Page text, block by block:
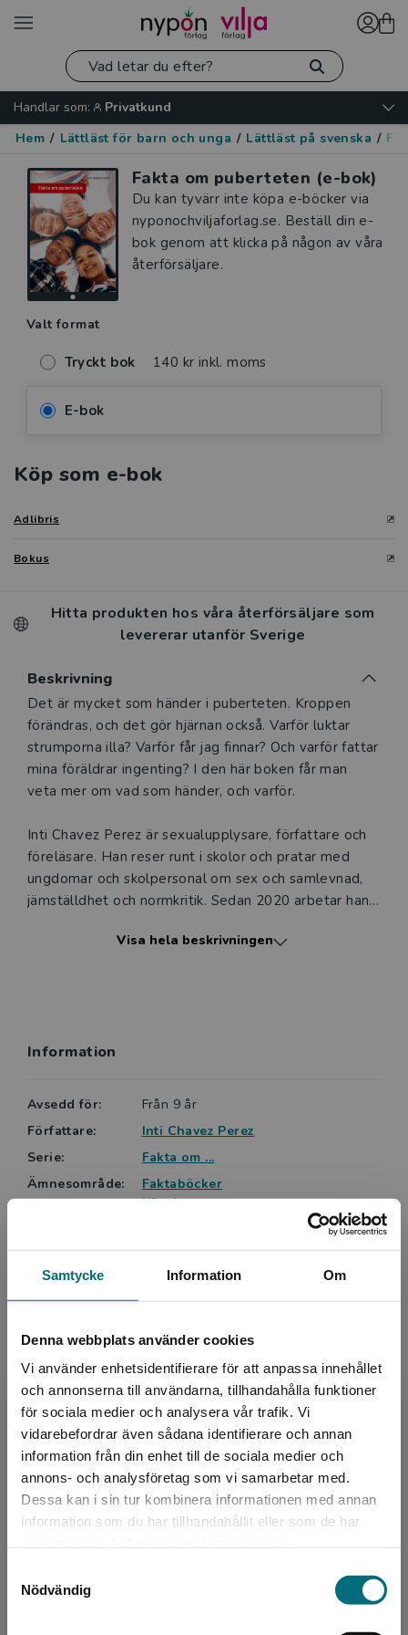
Samtycke Information Om
Denna webbplats använder cookies
Vi använder enhetsidentifierare för att anpassa innehållet
och annonserna till användarna, tillhandahålla funktioner
för sociala medier och analysera vår trafik. Vi
vidarebefordrar även sådana identifierare och annan
information från din enhet till de sociala medier och
annons- och analysföretag som vi samarbetar med.
Dessa kan i sin tur kombinera informationen med annan
information som du har tillhandahållit eller som de har
Nödvändig
Begränsad fraktregion
Det verkar som att du besöker
nyponochviljaforlag.se via en enhet utanför
Sverige. För att kunna slutföra ett köp måste
Handlar som:
Privatkund
Hem / Lättläst för barn och unga / Lättläst på svenska /
Fakta om puberteten (e-bok)
Du kan tyvärr inte köpa e-böcker via
nyponochviljaforlag.se. Beställ din e-
bok genom att klicka på någon av våra
återförsäljare.
Valt format
Tryckt bok 140 kr inkl. moms
E-bok
Köp som e-bok
Adlibris
Bokus
Hitta produkten hos våra återförsäljare som
levererar utanför Sverige
Beskrivning
Beskrivning
Det är mycket som händer i puberteten. Kroppen
förändras, och det gör hjärnan också. Varför luktar
strumporna illa? Varför får jag finnar? Och varför fattar
mina föräldrar ingenting? I den här boken får man
veta mer om vad som händer, och varför.
Inti Chavez Perez är sexualupplysare, författare och
föreläsare. Han reser runt i skolor och pratar med
ungdomar och skolpersonal om sex och samlevnad,
jämställdhet och normkritik. Sedan 2020 arbetar han
och Vilja förlag finns även hans böcker Snacka om
Visa hela beskrivningen
Information
Avsedd för:
Från 9 år
Författare:
Inti Chavez Perez
Serie:
Fakta om ...
Ämnesområde:
Faktaböcker
Känslor
Språk:
Svenska
Lättlästnivå:
Nivå 2
ISBN:
9789179872649
Upplaga:
Första
Sidantal:
40
Upphovspersoner